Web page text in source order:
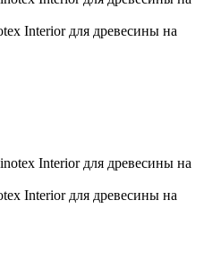
Interior для древесины на
Interior для древесины на